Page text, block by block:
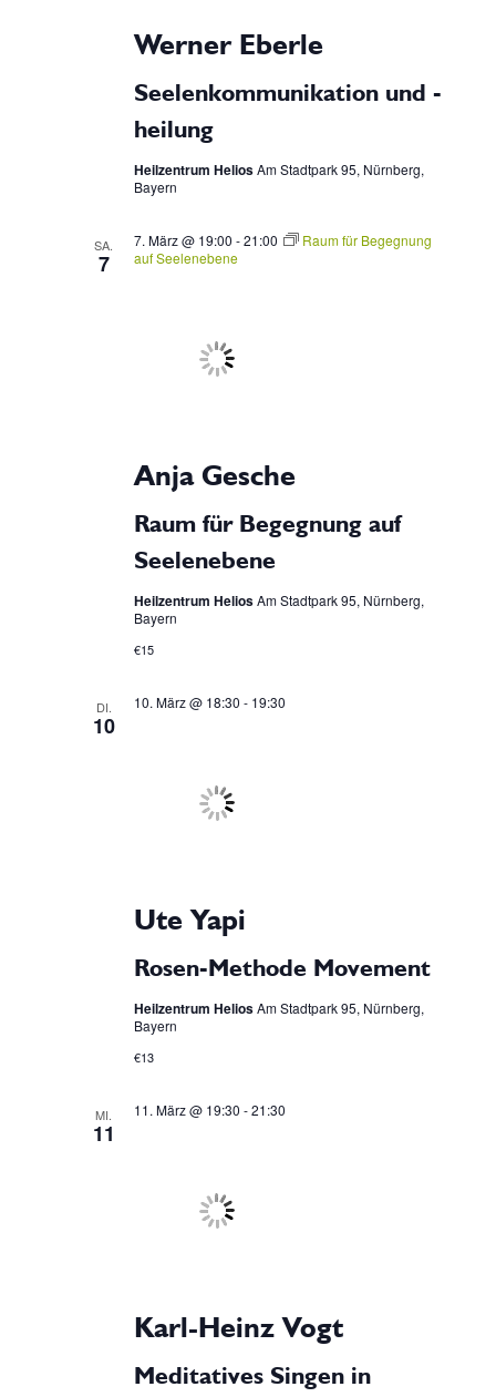
Werner Eberle
Seelenkommunikation und -
heilung
Heilzentrum HeliosAm Stadtpark 95, Nürnberg,
Bayern
SA.
7
7. März @ 19:00 -21:00
Raum für Begegnung
auf Seelenebene
Anja Gesche
Raum für Begegnung auf
Seelenebene
Heilzentrum HeliosAm Stadtpark 95, Nürnberg,
Bayern
€15
DI.
10
10. März @ 18:30 - 19:30
Ute Yapi
Rosen-Methode Movement
Heilzentrum HeliosAm Stadtpark 95, Nürnberg,
Bayern
€13
MI.
11
11. März @ 19:30 -21:30
Karl-Heinz Vogt
Meditatives Singen in